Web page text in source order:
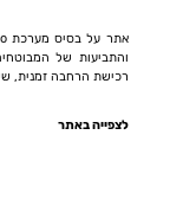
אתר על בסיס מערכת umbraco. האתר
והתביעות של
רכישת הרחבה זמנית,
לצפייה באתר